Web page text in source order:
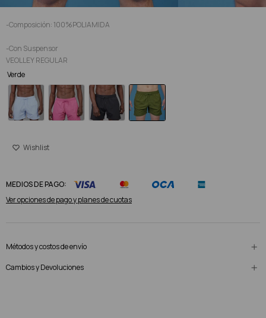
-Composición: 100%POLIAMIDA
-Con Suspensor
VEOLLEY REGULAR
Verde
MEDIOS DE PAGO:
Ver opciones de pago y planes de cuotas
Métodos y costos de envío
Cambios y Devoluciones